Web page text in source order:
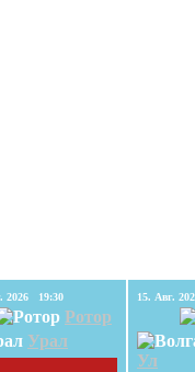
14. Авг. 2026 19:30
Ротор
Урал
Ул